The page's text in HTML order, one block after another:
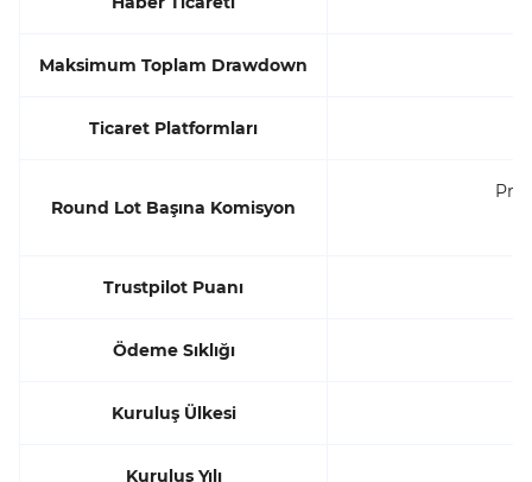
Maksimum Toplam Drawdown
Ticaret Platformları
Round Lot Başına Komisyon
Pro
Trustpilot Puanı
Ödeme Sıklığı
Kuruluş Ülkesi
Kuruluş Yılı